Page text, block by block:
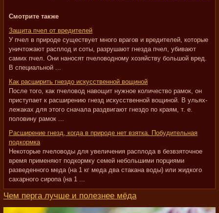
Смотрите также
Защита пчел от вредителей
У пчел в природе существует много врагов и вредителей, которые
уничтожают расплод и соты, разрушают гнезда пчел, убивают
самих пчел. Они наносят пчеловодному хозяйству большой вред.
В специальной ...
Как расширить гнездо искусственной вощиной
После того, как пчеловод навощит нужное количество рамок, он
приступает к расширению гнезд искусственной вощиной. В ульях-
лежаках для этого сначала раздвигают гнездо по краям, т. е.
половину рамок ...
Расширение гнезд, когда в природе нет взятка. Побудительная
подкормка
Некоторые пчеловоды для увеличения расплода в безвзяточное
время применяют подкормку семей небольшими порциями
разведенного меда (на 1 кг меда два стакана воды) или жидкого
сахарного сиропа (на 1 ...
Чем перга лучше и полезнее мёда